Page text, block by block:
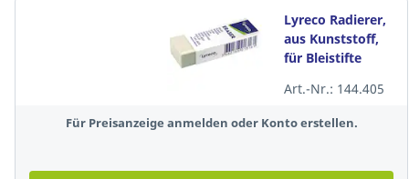
Lyreco Radierer,
aus Kunststoff,
für Bleistifte
Art.-Nr.: 144.405
Für Preisanzeige anmelden oder Konto erstellen.